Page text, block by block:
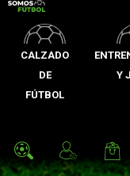
CALZADO
DE
FÚTBOL
Y